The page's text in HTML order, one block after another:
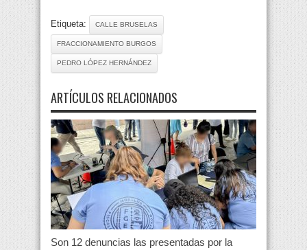
Etiqueta: CALLE BRUSELAS
FRACCIONAMIENTO BURGOS
PEDRO LÓPEZ HERNÁNDEZ
ARTÍCULOS RELACIONADOS
Son 12 denuncias las presentadas por la